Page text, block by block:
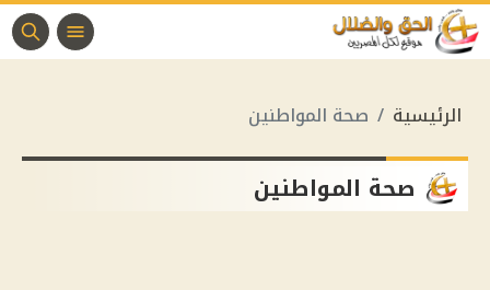
الرئيسية صحة المواطنين
صحة المواطنين